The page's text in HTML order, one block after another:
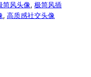
简风头像, 极简风插
, 高质感社交头像